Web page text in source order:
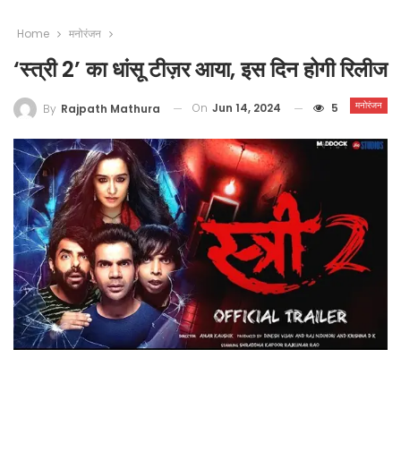
Home मनोरंजन
‘स्त्री 2’ का धांसू टीज़र आया, इस दिन होगी रिलीज
मनोरंजन
By Rajpath Mathura On Jun 14, 2024 5